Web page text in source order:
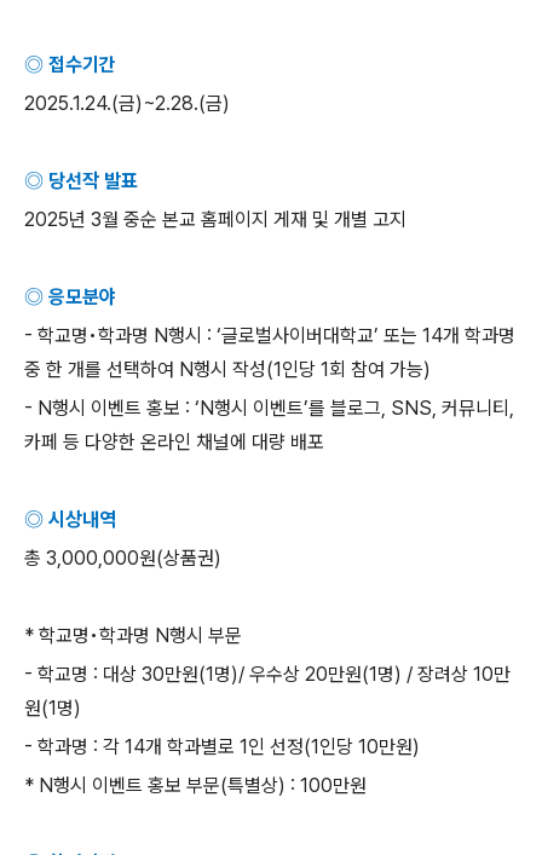
◎ 접수기간
2025.1.24.(금)~2.28.(금)
◎ 당선작 발표
2025년 3월 중순 본교 홈페이지 게재 및 개별 고지
◎ 응모분야
- 학교명 •학과명 N행시 : ‘글로벌사이버대학교’ 또는 14개 학과명
중 한 개를 선택하여 N행시 작성(1인당 1회 참여 가능)
- N행시 이벤트 홍보 : ‘N행시 이벤트’를 블로그, SNS, 커뮤니티 ,
카페 등 다양한 온라인 채널에 대량 배포
◎ 시상내역
총 3,000,000원(상품권)
* 학교명 •학과명 N행시 부문
- 학교명 : 대상 30만원(1명)/ 우수상 20만원(1명) / 장려상 10만
원(1명)
- 학과명 : 각 14개 학과별로 1인 선정(1인당 10만원)
* N행시 이벤트 홍보 부문(특별상) : 100만원